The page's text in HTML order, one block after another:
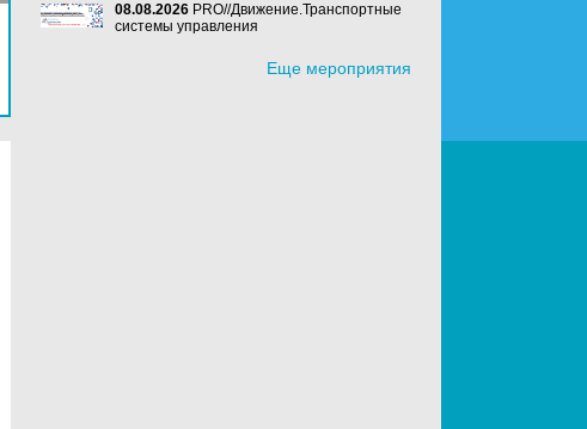
08.08.2026 PRO//Движение.Транспортные
системы управления
Еще мероприятия